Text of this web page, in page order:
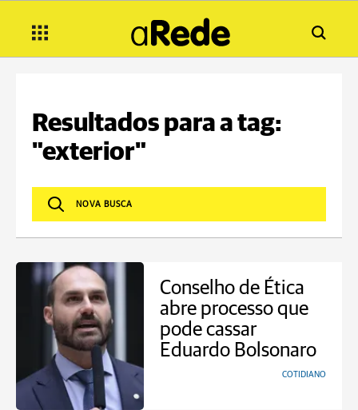
Resultados para a tag:
"exterior"
Conselho de Ética
abre processo que
pode cassar
Eduardo Bolsonaro
COTIDIANO